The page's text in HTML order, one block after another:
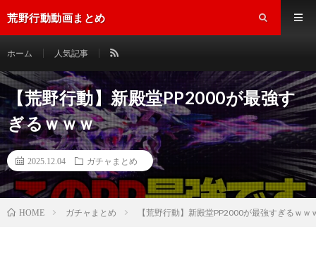
荒野行動動画まとめ
ホーム 人気記事
【荒野行動】新殿堂PP2000が最強す
ぎるｗｗｗ
2025.12.04 ガチャまとめ
HOME ガチャまとめ 【荒野行動】新殿堂PP2000が最強すぎるｗｗ